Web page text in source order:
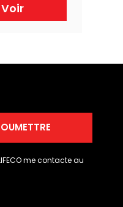
Voir
me contacte au